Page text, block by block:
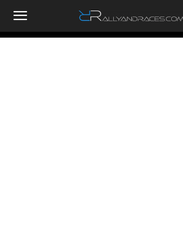
RallyandRaces.com